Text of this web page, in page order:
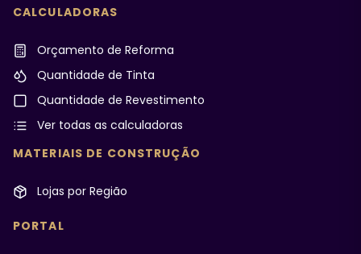
CALCULADORAS
Orçamento de Reforma
Quantidade de Tinta
Quantidade de Revestimento
Ver todas as calculadoras
MATERIAIS DE CONSTRUÇÃO
Lojas por Região
PORTAL